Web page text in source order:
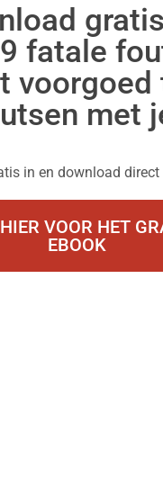
fatale
voorgoed
met
in en download direct
VOOR HET
EBOOK